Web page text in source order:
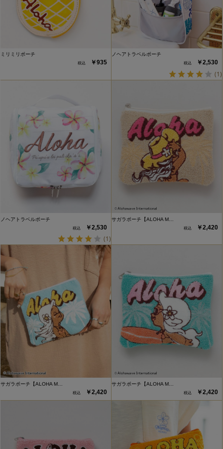
ミリミリポーチ
￥935
ノヘアトラベルポーチ
￥2,530
(1)
ノヘアトラベルポーチ
￥2,530
(1)
サガラポーチ【ALOHA M…
￥2,420
サガラポーチ【ALOHA M…
￥2,420
サガラポーチ【ALOHA M…
￥2,420